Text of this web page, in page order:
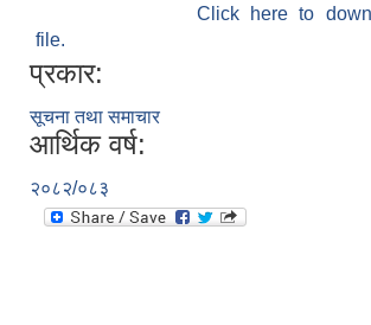
Click here to
file.
प्रकार:
सूचना तथा समाचार
आर्थिक वर्ष:
२०८२/०८३